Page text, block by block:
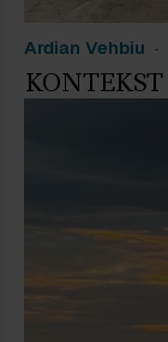
Ardian Vehbiu
KONTEKST